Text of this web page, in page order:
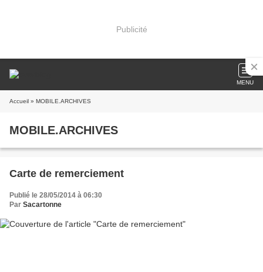
Publicité
MENU
Accueil » MOBILE.ARCHIVES
MOBILE.ARCHIVES
Carte de remerciement
Publié le 28/05/2014 à 06:30
Par Sacartonne